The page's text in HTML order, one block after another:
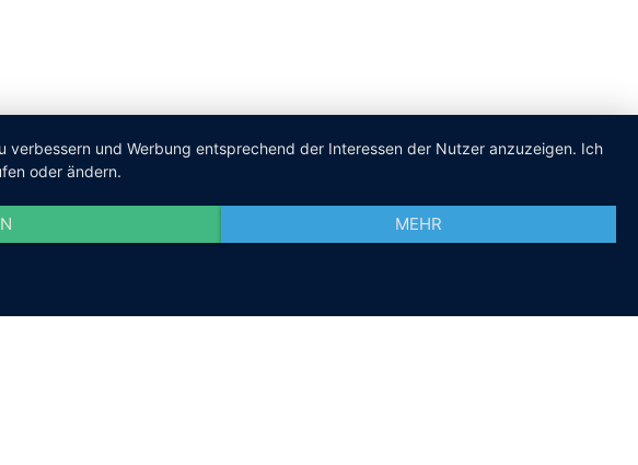
und Werbung entsprechend der Interessen der Nutzer anzuzeigen. Ich
oder ändern.
MEHR